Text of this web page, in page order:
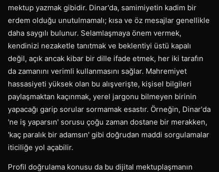
mektup yazmak gibidir. Dinar'da, samimiyetin kadim bir
erdem olduğu unutulmamalı; kısa ve öz mesajlar genellikle
daha saygılı bulunur. Selamlaşmaya önem vermek,
kendinizi nezaketle tanıtmak ve beklentiyi üstü kapalı
değil, açık ancak kibar bir dille ifade etmek, her iki tarafın
da zamanını verimli kullanmasını sağlar. Mahremiyet
hassasiyeti yüksek olan bu alışverişte, kişisel bilgileri
paylaşmaktan kaçınmak, yerel jargonu bilmeyen birinin
yapacağı garip sorular sormamak esastır. Örneğin, Dinar'da
'ne iş yaparsın' sorusu çoğu zaman dostane bir merakken,
'kaç paralık bir adamsın' gibi doğrudan maddi sorgulamalar
iticiliğe yol açabilir.
Profil doğrulama konusu da bu dijital mektuplaşmanın